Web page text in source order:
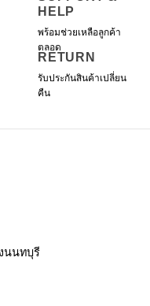
HELP
พร้อมช่วยเหลือลูกค้า
ตลอด
RETURN
รับประกันสินค้าเปลี่ยน
คืน
นนทบุรี